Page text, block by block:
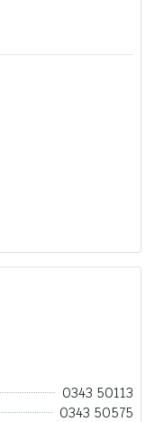
0343 50113
0343 50575